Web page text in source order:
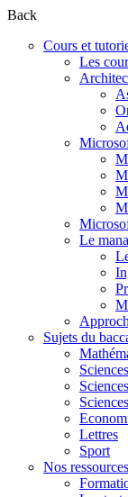
Back
Cours et
Les
Le
Sujets du
Lettres
Sport
Nos ressources